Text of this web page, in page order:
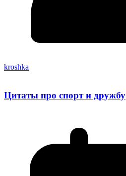
kroshka
Цитаты про спорт и дружбу